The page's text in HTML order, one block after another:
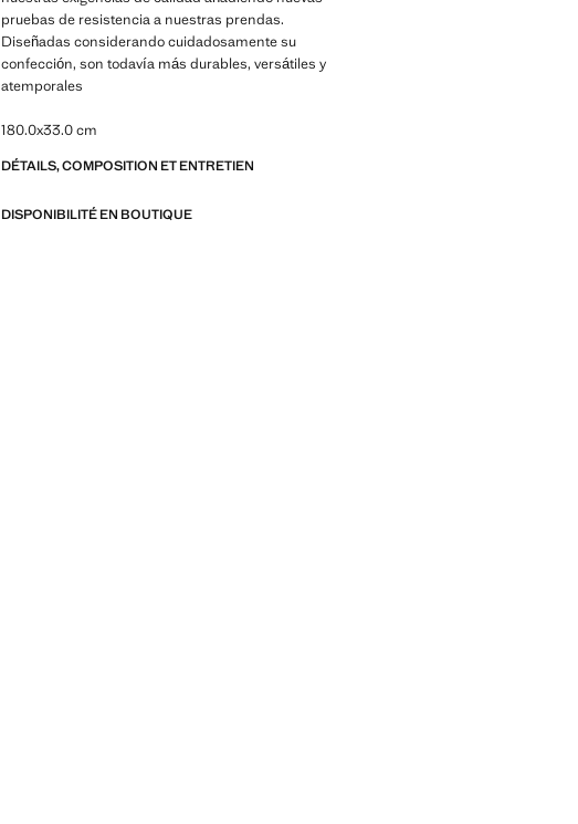
pruebas de resistencia a nuestras prendas.
Diseñadas considerando cuidadosamente su
confección, son todavía más durables, versátiles y
atemporales
180.0x33.0 cm
DÉTAILS, COMPOSITION ET ENTRETIEN
DISPONIBILITÉ EN BOUTIQUE